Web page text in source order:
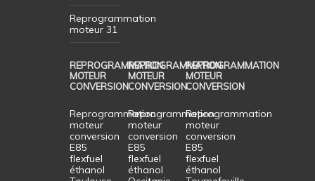
Reprogrammation
moteur 31
REPROGRAMMATION
MOTEUR
CONVERSION
Reprogrammation
moteur
conversion
E85
flexfuel
éthanol
REPROGRAMMATION
MOTEUR
CONVERSION
Reprogrammation
moteur
conversion
E85
flexfuel
éthanol
REPROGRAMMATION
MOTEUR
CONVERSION
Reprogrammation
moteur
conversion
E85
flexfuel
éthanol